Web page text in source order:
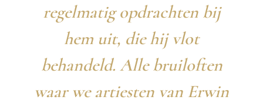
regelmatig opdrachten bij
hem uit, die hij vlot
behandeld. Alle bruiloften
waar we artiesten van Erwin